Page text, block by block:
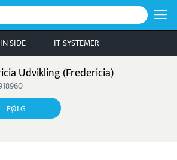
SIDE IT-SYSTEMER
Udvikling (Fredericia)
FØLG